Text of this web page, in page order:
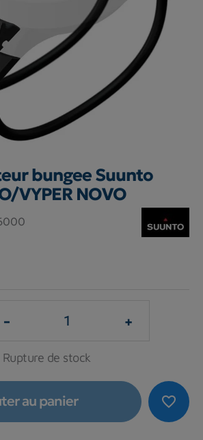
bungee Suunto
VYPER NOVO
- +
Rupture de stock
favorite_border
au panier